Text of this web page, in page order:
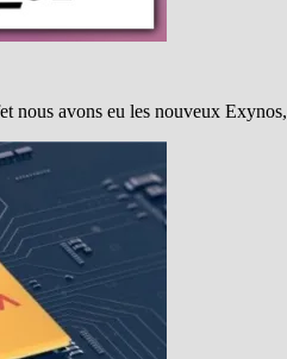
nous avons eu les nouveux Exynos,